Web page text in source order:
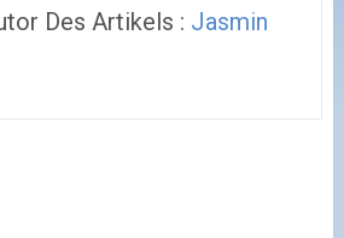
Des Artikels : Jasmin